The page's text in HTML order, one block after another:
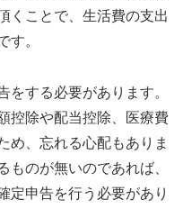
くことで、生活費の支出
す。
する必要があります。
控除や配当控除、医療費
め、忘れる心配もありま
ものが無いのであれば、
定申告を行う必要があり